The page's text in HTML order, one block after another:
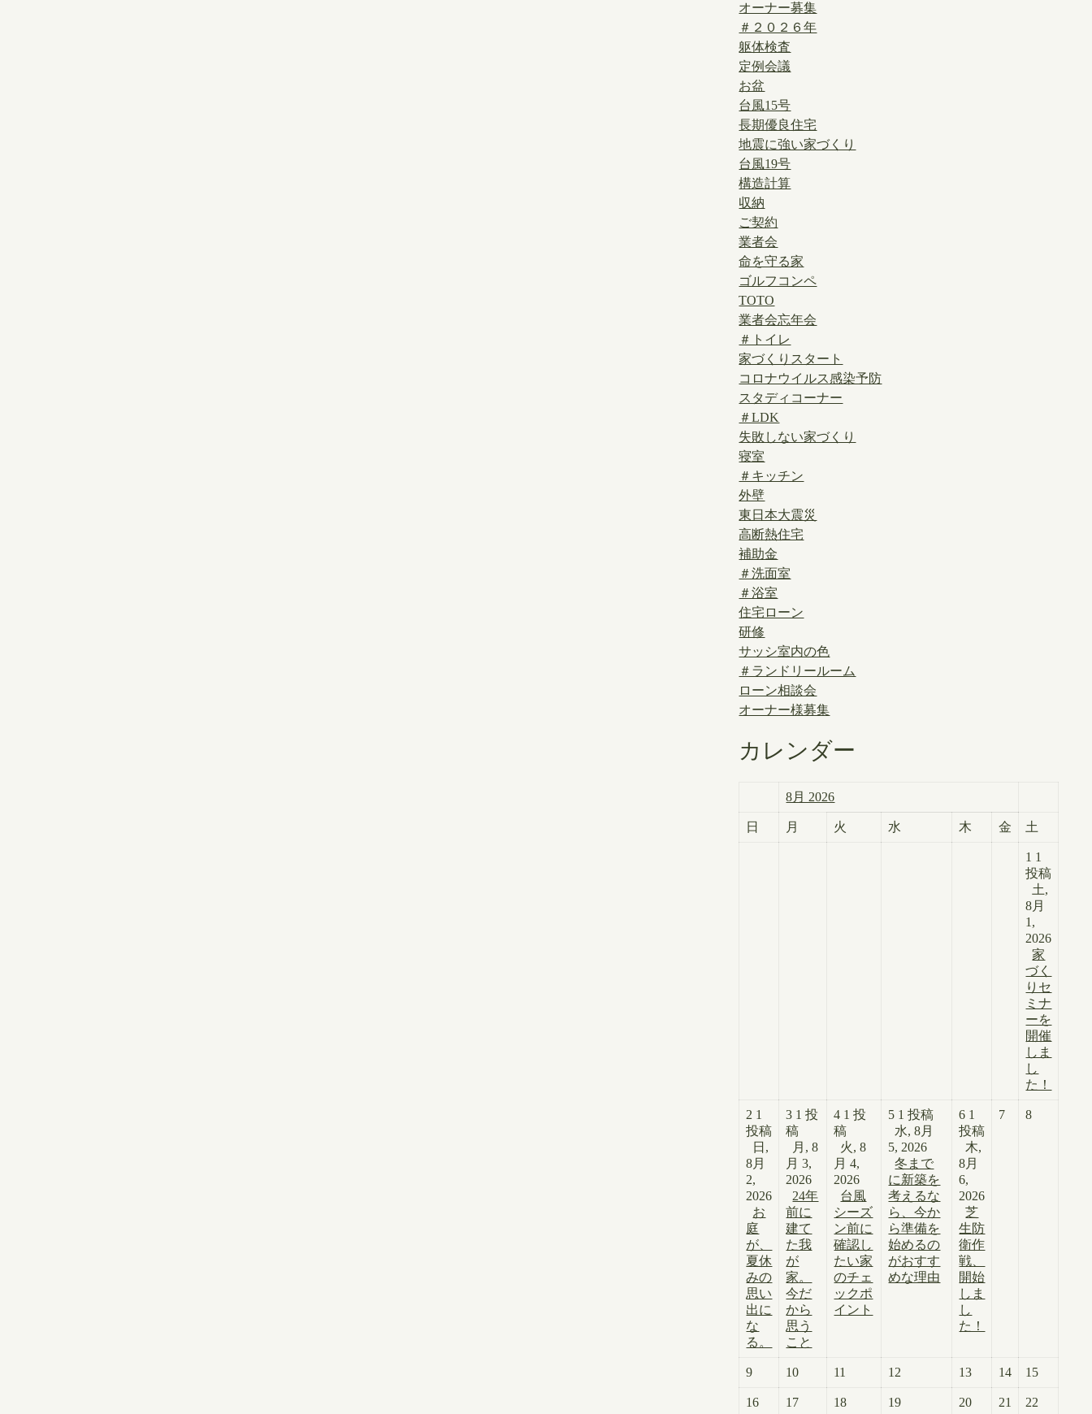
オーナー募集
＃２０２６年
躯体検査
定例会議
お盆
台風15号
長期優良住宅
地震に強い家づくり
台風19号
構造計算
収納
ご契約
業者会
命を守る家
ゴルフコンペ
TOTO
業者会忘年会
＃トイレ
家づくりスタート
コロナウイルス感染予防
スタディコーナー
＃LDK
失敗しない家づくり
寝室
＃キッチン
外壁
東日本大震災
高断熱住宅
補助金
＃洗面室
＃浴室
住宅ローン
研修
サッシ室内の色
＃ランドリールーム
ローン相談会
オーナー様募集
カレンダー
8月 2026
日 月 火 水 木 金 土
1 1
投稿
土,
8月
1,
2026
家
づく
りセ
ミナ
ーを
開催
しま
し
た！
2 1
投稿
日,
8月
2,
2026
お
庭
が、
夏休
みの
思い
出に
な
る。
3 1 投
稿
月, 8
月 3,
2026
24年
前に
建て
た我
が
家。
今だ
から
思う
こと
4 1 投
稿
火, 8
月 4,
2026
台風
シーズ
ン前に
確認し
たい家
のチェ
ックポ
イント
5 1 投稿
水, 8月
5, 2026
冬まで
に新築を
考えるな
ら、今か
ら準備を
始めるの
がおすす
めな理由
6 1
投稿
木,
8月
6,
2026
芝
生防
衛作
戦、
開始
しま
し
た！
7 8
9 10 11 12 13 14 15
16 17 18 19 20 21 22